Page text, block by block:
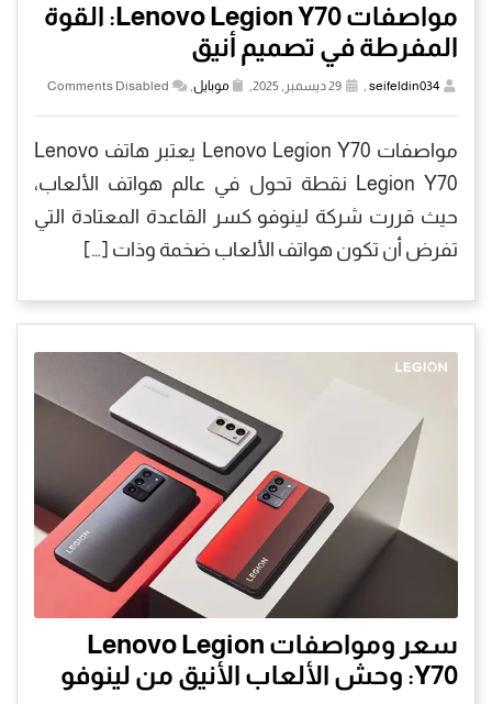
مواصفات Lenovo Legion Y70: القوة
المفرطة في تصميم أنيق
seifeldin034
, موبايل,
Comments Disabled
مواصفات Lenovo Legion Y70 يعتبر هاتف Lenovo
Legion Y70 نقطة تحول في عالم هواتف الألعاب،
حيث قررت شركة لينوفو كسر القاعدة المعتادة التي
تفرض أن تكون هواتف الألعاب ضخمة وذات […]
سعر ومواصفات Lenovo Legion
Y70: وحش الألعاب الأنيق من لينوفو